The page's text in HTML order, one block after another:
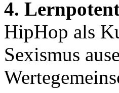
4.
HipHop als
Sexismus